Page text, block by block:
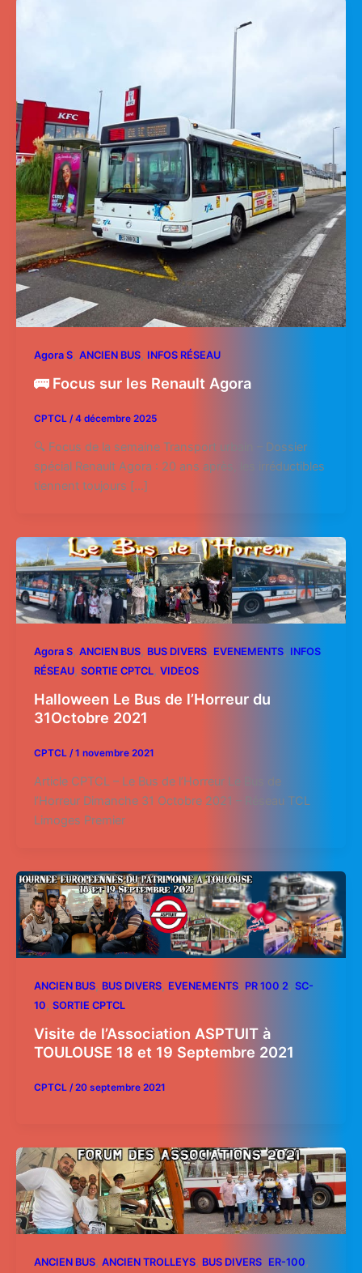
Agora S, ANCIEN BUS, INFOS RÉSEAU
🚌 Focus sur les Renault Agora
CPTCL /4 décembre 2025
🔍 Focus de la semaine Transport urbain – Dossier
spécial Renault Agora : 20 ans après, les irréductibles
tiennent toujours […]
Agora S, ANCIEN BUS, BUS DIVERS, EVENEMENTS, INFOS
RÉSEAU, SORTIE CPTCL, VIDEOS
Halloween Le Bus de l’Horreur du
31Octobre 2021
CPTCL /1 novembre 2021
Article CPTCL – Le Bus de l’Horreur Le Bus de
l’Horreur Dimanche 31 Octobre 2021 – Réseau TCL
Limoges Premier
ANCIEN BUS, BUS DIVERS, EVENEMENTS, PR 100 2, SC-
10, SORTIE CPTCL
Visite de l’Association ASPTUIT à
TOULOUSE 18 et 19 Septembre 2021
CPTCL /20 septembre 2021
ANCIEN BUS, ANCIEN TROLLEYS, BUS DIVERS, ER-100,